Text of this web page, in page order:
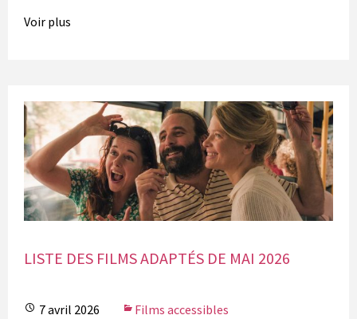
Voir plus
LISTE DES FILMS ADAPTÉS DE MAI 2026
7 avril 2026
Films accessibles